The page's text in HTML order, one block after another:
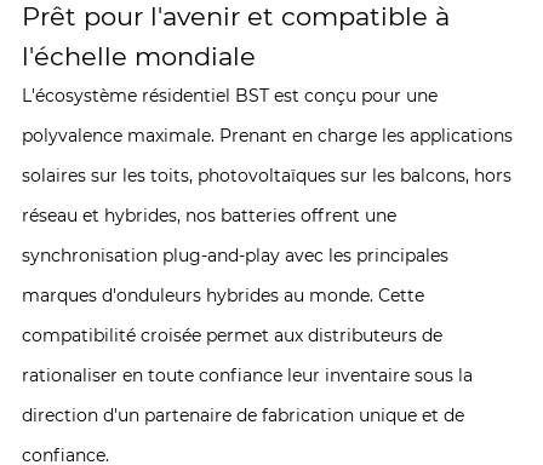
Prêt pour l'avenir et compatible à
l'échelle mondiale
L'écosystème résidentiel BST est conçu pour une
polyvalence maximale. Prenant en charge les applications
solaires sur les toits, photovoltaïques sur les balcons, hors
réseau et hybrides, nos batteries offrent une
synchronisation plug-and-play avec les principales
marques d'onduleurs hybrides au monde. Cette
compatibilité croisée permet aux distributeurs de
rationaliser en toute confiance leur inventaire sous la
direction d'un partenaire de fabrication unique et de
confiance.